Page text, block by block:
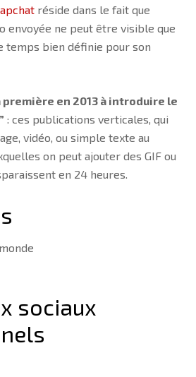
réside dans le fait que
envoyée ne peut être visible que
temps bien définie pour son
en 2013 à introduire le
: ces publications verticales, qui
vidéo, ou simple texte au
on peut ajouter des GIF ou
en 24 heures.
sociaux